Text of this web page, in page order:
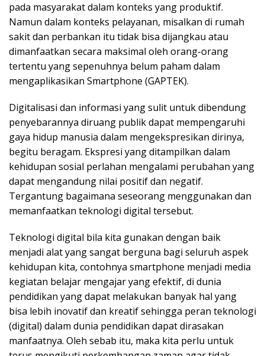
pada masyarakat dalam konteks yang produktif.
Namun dalam konteks pelayanan, misalkan di rumah
sakit dan perbankan itu tidak bisa dijangkau atau
dimanfaatkan secara maksimal oleh orang-orang
tertentu yang sepenuhnya belum paham dalam
mengaplikasikan Smartphone (GAPTEK).
Digitalisasi dan informasi yang sulit untuk dibendung
penyebarannya diruang publik dapat mempengaruhi
gaya hidup manusia dalam mengekspresikan dirinya,
begitu beragam. Ekspresi yang ditampilkan dalam
kehidupan sosial perlahan mengalami perubahan yang
dapat mengandung nilai positif dan negatif.
Tergantung bagaimana seseorang menggunakan dan
memanfaatkan teknologi digital tersebut.
Teknologi digital bila kita gunakan dengan baik
menjadi alat yang sangat berguna bagi seluruh aspek
kehidupan kita, contohnya smartphone menjadi media
kegiatan belajar mengajar yang efektif, di dunia
pendidikan yang dapat melakukan banyak hal yang
bisa lebih inovatif dan kreatif sehingga peran teknologi
(digital) dalam dunia pendidikan dapat dirasakan
manfaatnya. Oleh sebab itu, maka kita perlu untuk